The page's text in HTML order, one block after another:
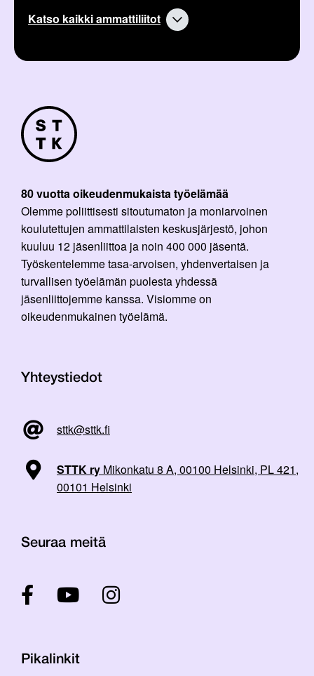
Katso kaikki ammattiliitot
80 vuotta oikeudenmukaista työelämää
Olemme poliittisesti sitoutumaton ja moniarvoinen
koulutettujen ammattilaisten keskusjärjestö, johon
kuuluu 12 jäsenliittoa ja noin 400 000 jäsentä.
Työskentelemme tasa-arvoisen, yhdenvertaisen ja
turvallisen työelämän puolesta yhdessä
jäsenliittojemme kanssa. Visiomme on
oikeudenmukainen työelämä.
Yhteystiedot
sttk@sttk.fi
STTK ry Mikonkatu 8 A, 00100 Helsinki, PL 421,
00101 Helsinki
Seuraa meitä
Pikalinkit